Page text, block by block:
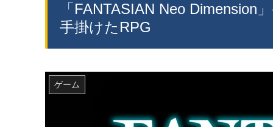
「FANTASIAN Neo
手掛けたRPG
ゲーム